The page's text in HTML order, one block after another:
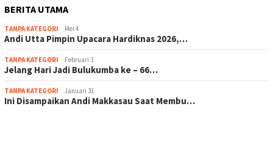
BERITA UTAMA
TANPA KATEGORI Mei 4
Andi Utta Pimpin Upacara Hardiknas 2026,…
TANPA KATEGORI Februari 3
Jelang Hari Jadi Bulukumba ke – 66…
TANPA KATEGORI Januari 31
Ini Disampaikan Andi Makkasau Saat Membu…